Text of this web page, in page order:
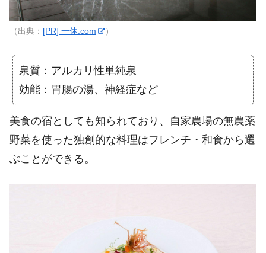
（出典： [PR] 一休.com ）
泉質：アルカリ性単純泉
効能：胃腸の湯、神経症など
美食の宿としても知られており、自家農場の無農薬
野菜を使った独創的な料理はフレンチ・和食から選
ぶことができる。